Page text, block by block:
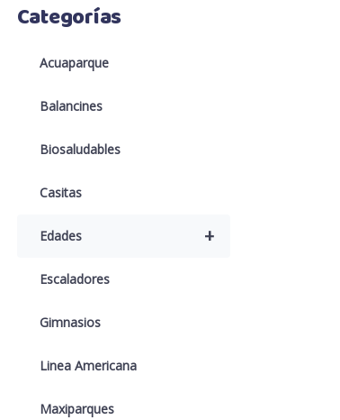
Categorías
Acuaparque
Balancines
Biosaludables
Casitas
+
Edades
Escaladores
Gimnasios
Linea Americana
Maxiparques